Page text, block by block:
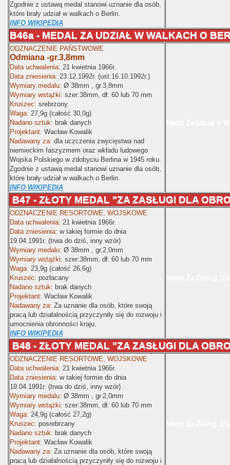
Zgodnie z ustawą medal stanowi uznanie dla osób,
które brały udział w walkach o Berlin.
INFO WIKIPEDIA
B46a - MEDAL ZA UDZIAŁ W WALKACH O
ODZNACZENIE PAŃSTWOWE
Odmiana -gr.3,8mm
Data uchwalenia: 21 kwietnia 1966r.
Data zniesienia: 23.12.1992r. (ust.16.10.1992r.)
Wymiary medalu: Ø 38mm , gr.3,8mm
Wymiary wstążki: szer:38mm, dł: 60 lub 70 mm
Kruszec: srebrzony
Waga: 27,9g (całość 30,0g)
Nadano sztuk: brak danych
Projektant: Wacław Kowalik
Nadawany za: dla uczczenia zwycięstwa nad
niemieckim faszyzmem oraz wkładu ludowego
Wojska Polskiego w zdobyciu Berlina w 1945 roku.
Zgodnie z ustawą medal stanowi uznanie dla osób,
które brały udział w walkach o Berlin.
INFO WIKIPEDIA
B47 - ZŁOTY MEDAL "ZA ZASŁUGI DLA
ODZNACZENIE RESORTOWE, WOJSKOWE
Data uchwalenia: 21 kwietnia 1966r.
Data zniesienia: w takiej formie do dnia
19.04.1991r. (trwa do dziś, inny wzór)
Wymiary medalu: Ø 38mm , gr.2,0mm
Wymiary wstążki: szer:38mm, dł: 60 lub 70 mm
Waga: 23,9g (całość 26,6g)
Kruszec: pozłacany
Nadano sztuk: brak danych
Projektant: Wacław Kowalik
Nadawany za: Za uznanie dla osób, które swoją
pracą lub działalnością przyczyniły się do rozwoju i
umocnienia obronności kraju.
INFO WIKIPEDIA
B48 - ZŁOTY MEDAL "ZA ZASŁUGI DLA
ODZNACZENIE RESORTOWE, WOJSKOWE
Data uchwalenia: 21 kwietnia 1966r.
Data zniesienia: w takiej formie do dnia
19.04.1991r. (trwa do dziś, inny wzór)
Wymiary medalu: Ø 38mm , gr.2,0mm
Wymiary wstążki: szer:38mm, dł: 60 lub 70 mm
Waga: 24,9g (całość 27,2g)
Kruszec: posrebrzany
Nadano sztuk: brak danych
Projektant: Wacław Kowalik
Nadawany za: Za uznanie dla osób, które swoją
pracą lub działalnością przyczyniły się do rozwoju i